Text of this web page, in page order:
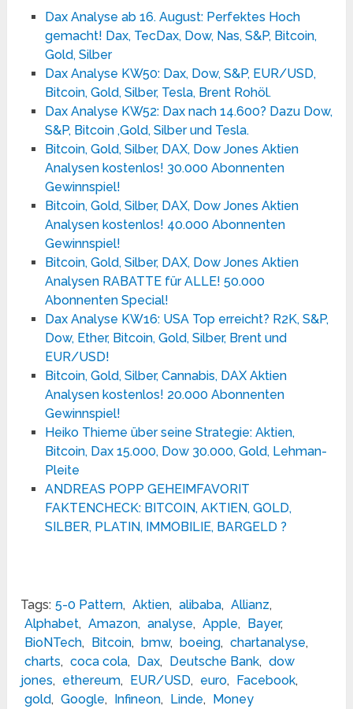
Dax Analyse ab 16. August: Perfektes Hoch
gemacht! Dax, TecDax, Dow, Nas, S&P, Bitcoin,
Gold, Silber
Dax Analyse KW50: Dax, Dow, S&P, EUR/USD,
Bitcoin, Gold, Silber, Tesla, Brent Rohöl.
Dax Analyse KW52: Dax nach 14.600? Dazu Dow,
S&P, Bitcoin ,Gold, Silber und Tesla.
Bitcoin, Gold, Silber, DAX, Dow Jones Aktien
Analysen kostenlos! 30.000 Abonnenten
Gewinnspiel!
Bitcoin, Gold, Silber, DAX, Dow Jones Aktien
Analysen kostenlos! 40.000 Abonnenten
Gewinnspiel!
Bitcoin, Gold, Silber, DAX, Dow Jones Aktien
Analysen RABATTE für ALLE! 50.000
Abonnenten Special!
Dax Analyse KW16: USA Top erreicht? R2K, S&P,
Dow, Ether, Bitcoin, Gold, Silber, Brent und
EUR/USD!
Bitcoin, Gold, Silber, Cannabis, DAX Aktien
Analysen kostenlos! 20.000 Abonnenten
Gewinnspiel!
Heiko Thieme über seine Strategie: Aktien,
Bitcoin, Dax 15.000, Dow 30.000, Gold, Lehman-
Pleite
ANDREAS POPP GEHEIMFAVORIT
FAKTENCHECK: BITCOIN, AKTIEN, GOLD,
SILBER, PLATIN, IMMOBILIE, BARGELD ?
Tags: 5-0 Pattern, Aktien, alibaba, Allianz,
Alphabet, Amazon, analyse, Apple, Bayer,
BioNTech, Bitcoin, bmw, boeing, chartanalyse,
charts, coca cola, Dax, Deutsche Bank, dow
jones, ethereum, EUR/USD, euro, Facebook,
gold, Google, Infineon, Linde, Money